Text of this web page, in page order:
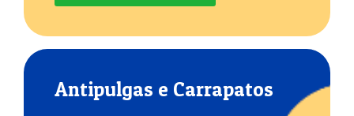
Antipulgas e Carrapatos